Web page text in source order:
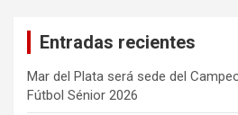
Entradas recientes
Mar del Plata será sede del
Fútbol Sénior 2026